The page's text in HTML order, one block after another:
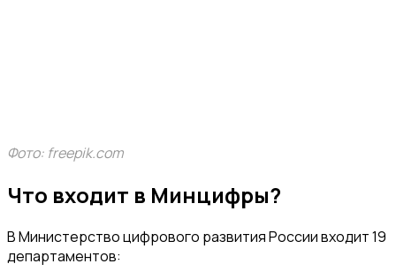
Фото: freepik.com
Что входит в Минцифры?
В Министерство цифрового развития России входит 19
департаментов: